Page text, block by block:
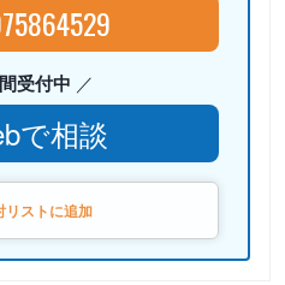
受付中
で相談
リストに追加